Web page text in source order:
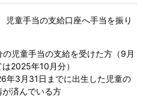
児童手当の支給口座へ手当を振り
児童手当の支給を受けた方（9月
2025年10月分）
年3月31日までに出生した児童の
済んでいる方